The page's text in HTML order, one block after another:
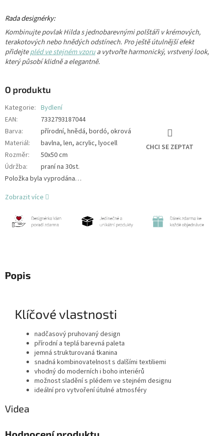
Rada designérky:
Kombinujte povlak Hilda s jednobarevnými polštáři v krémových,
terakotových nebo hnědých odstínech. Pro ještě útulnější efekt
přidejtepléd ve stejném vzorua vytvořte harmonický, vrstvený look,
který působí klidně a elegantně.
O produktu
Kategorie: Bydlení
EAN:
7332793187044
Barva:
přírodní, hnědá, bordó, okrová
Materiál:
bavlna, len, acrylic, lyocell
Rozměr:
50x50 cm
Údržba:
praní na 30st.
Položka byla vyprodána…
CHCI SE ZEPTAT
Zobrazit více
Popis
Klíčové vlastnosti
nadčasový pruhovaný design
přírodní a teplá barevná paleta
jemná strukturovaná tkanina
snadná kombinovatelnost s dalšími textiliemi
vhodný do moderních i boho interiérů
možnost sladění s plédem ve stejném designu
ideální pro vytvoření útulné atmosféry
Videa